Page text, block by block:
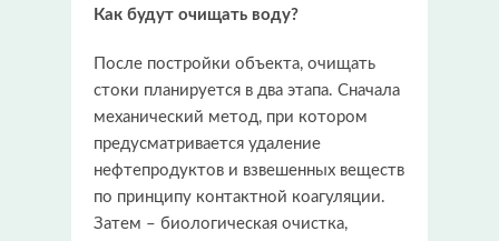
Как будут очищать воду?
После постройки объекта, очищать
стоки планируется в два этапа. Сначала
механический метод, при котором
предусматривается удаление
нефтепродуктов и взвешенных веществ
по принципу контактной коагуляции.
Затем – биологическая очистка,